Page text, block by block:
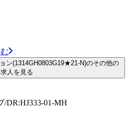
ン(1314GH0803G19★21-N)のその他の
求人を見る
DR:HJ333-01-MH